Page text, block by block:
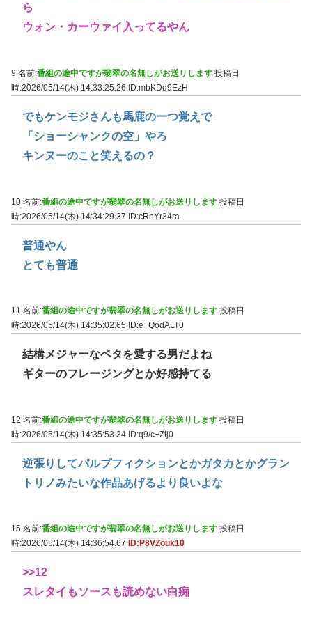
ら
ウォン・カーウァイ入ってるやん
9 名前:番組の途中ですが翡翠の名無しがお送りします 投稿日
時:2026/05/14(木) 14:33:25.26
ID:mbKDd9EzH
でもケンモジさんも馬鹿の一つ覚えで
「ショーシャンクの空」やろ
キンヌーのこと笑えるの？
10 名前:番組の途中ですが翡翠の名無しがお送りします 投稿日
時:2026/05/14(木) 14:34:29.37 ID:cRnYr34ra
普通やん
とても普通
11 名前:番組の途中ですが翡翠の名無しがお送りします 投稿日
時:2026/05/14(木) 14:35:02.65
ID:e+QodALT0
結構メジャーなベタを愛する男だよね
ギターのフレージングとか好感持てる
12 名前:番組の途中ですが翡翠の名無しがお送りします 投稿日
時:2026/05/14(木) 14:35:53.34 ID:q9/c+Ztj0
逆張りしてパルプフィクションとかガタカとかグラン
トリノみたいな作品あげるより良いよな
15 名前:番組の途中ですが翡翠の名無しがお送りします 投稿日
時:2026/05/14(木) 14:36:54.67
ID:P8VZouk10
>>12
スレタイもソースも読めない白痴